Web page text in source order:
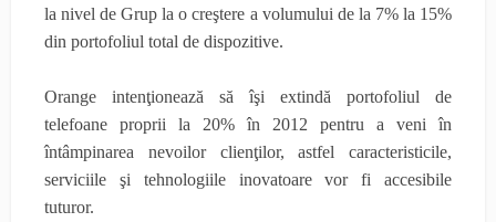
la nivel de Grup la o creştere a volumului de la 7% la 15%
din portofoliul total de dispozitive.
Orange intenţionează să îşi extindă portofoliul de
telefoane proprii la 20% în 2012 pentru a veni în
întâmpinarea nevoilor clienţilor, astfel caracteristicile,
serviciile şi tehnologiile inovatoare vor fi accesibile
tuturor.